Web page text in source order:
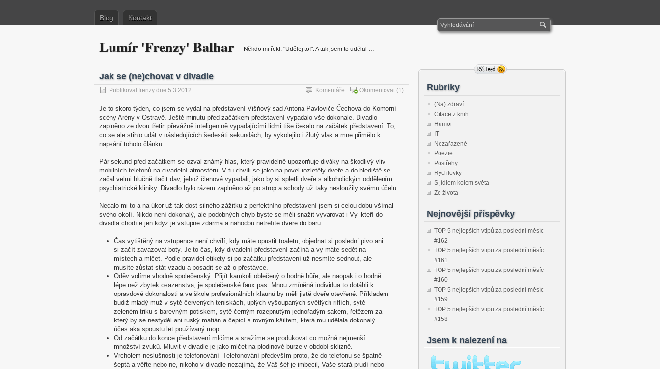
Blog Kontakt
Lumír 'Frenzy' Balhar Někdo mi řekl: "Udělej to!". A tak jsem to udělal …
Jak se (ne)chovat v divadle
Publikoval frenzy dne 5.3.2012 Okomentovat (1)
Komentáře
Je to skoro týden, co jsem se vydal na představení Višňový sad Antona Pavloviče Čechova do Komorní
scény Arény v Ostravě. Ještě minutu před začátkem představení vypadalo vše dokonale. Divadlo
zaplněno ze dvou třetin převážně inteligentně vypadajícími lidmi tiše čekalo na začátek představení. To,
co se ale stihlo udát v následujících šedesáti sekundách, by vykolejilo i žlutý vlak a mne přimělo k
napsání tohoto článku.
Pár sekund před začátkem se ozval známý hlas, který pravidelně upozorňuje diváky na škodlivý vliv
mobilních telefonů na divadelní atmosféru. V tu chvíli se jako na povel rozletěly dveře a do hlediště se
začal velmi hlučně tlačit dav, jehož členové vypadali, jako by si spletli dveře s alkoholickým oddělením
psychiatrické kliniky. Divadlo bylo rázem zaplněno až po strop a schody už taky nesloužily svému účelu.
Nedalo mi to a na úkor už tak dost silného zážitku z perfektního představení jsem si celou dobu všímal
svého okolí. Nikdo není dokonalý, ale podobných chyb byste se měli snažit vyvarovat i Vy, kteří do
divadla chodíte jen když je vstupné zdarma a náhodou netrefíte dveře do baru.
Čas vytištěný na vstupence není chvílí, kdy máte opustit toaletu, objednat si poslední pivo ani
si začít zavazovat boty. Je to čas, kdy divadelní představení začíná a vy máte sedět na
místech a mlčet. Podle pravidel etikety si po začátku představení už nesmíte sednout, ale
musíte zůstat stát vzadu a posadit se až o přestávce.
Oděv volíme vhodně společenský. Přijít kamkoli oblečený o hodně hůře, ale naopak i o hodně
lépe než zbytek osazenstva, je společenské faux pas. Mnou zmíněná individua to dotáhli k
opravdové dokonalosti a ve škole profesionálních klaunů by měli jistě dveře otevřené. Příkladem
budiž mladý muž v sytě červených teniskách, uplých vyšoupaných světlých riflích, sytě
zeleném triku s barevným potiskem, sytě černým rozepnutým jednořadým sakem, řetězem za
který by se nestyděl ani ruský mafián a čepicí s rovným kšiltem, která mu udělala dokonalý
účes aka spoustu let používaný mop.
Od začátku do konce představení mlčíme a snažíme se produkovat co možná nejmenší
množství zvuků. Mluvit v divadle je jako mlčet na plodinové burze v období sklizně.
Vrcholem neslušnosti je telefonování. Telefonování především proto, že do telefonu se špatně
šeptá a věřte nebo ne, nikoho v divadle nezajímá, že Váš šéf je imbecil, Vaše stará prudí nebo
Rubriky
(Na) zdraví
Citace z knih
Humor
IT
Nezařazené
Poezie
Postřehy
Rychlovky
S jídlem kolem světa
Ze života
Nejnovější příspěvky
TOP 5 nejlepších vtipů za poslední měsíc
#162
TOP 5 nejlepších vtipů za poslední měsíc
#161
TOP 5 nejlepších vtipů za poslední měsíc
#160
TOP 5 nejlepších vtipů za poslední měsíc
#159
TOP 5 nejlepších vtipů za poslední měsíc
#158
Jsem k nalezení na